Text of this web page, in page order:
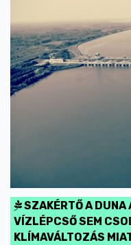
SZAKÉRTŐ A
VÍZLÉPCSŐ SEM
KLÍMAVÁLTOZÁS